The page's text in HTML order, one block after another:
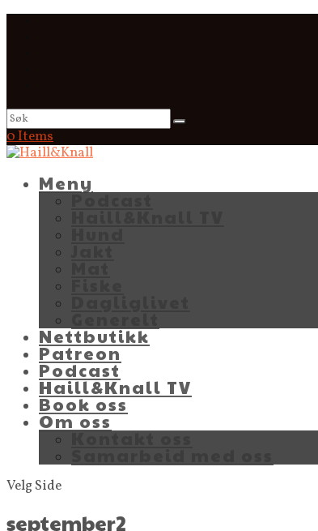
0 Items
Meny
Podcast
Nettbutikk
Patreon
Podcast
Haill&Knall TV
Book oss
Om oss
Kontakt oss
Velg Side
september2